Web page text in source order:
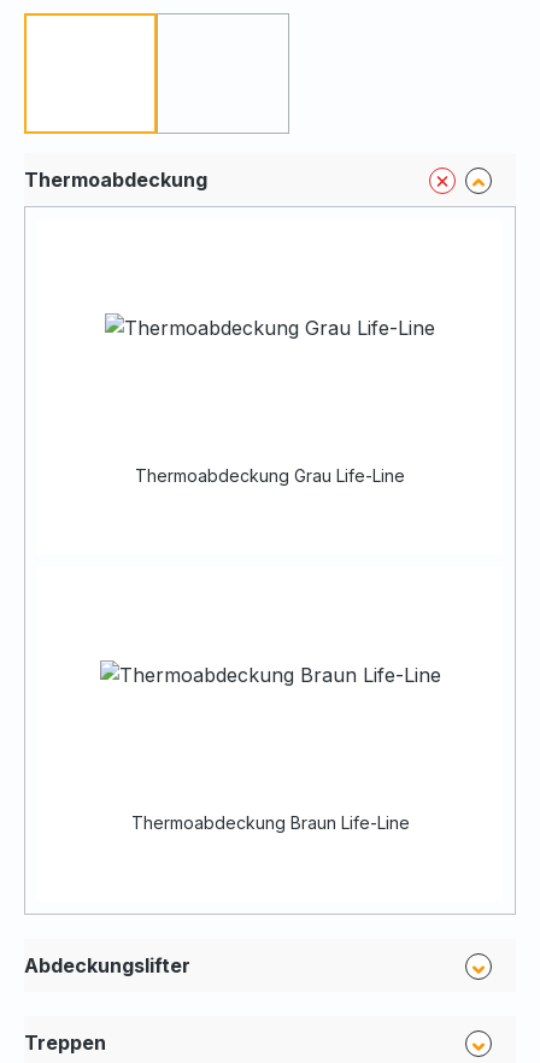
Thermoabdeckung
Thermoabdeckung Grau Life-Line
Thermoabdeckung Braun Life-Line
Abdeckungslifter
Treppen